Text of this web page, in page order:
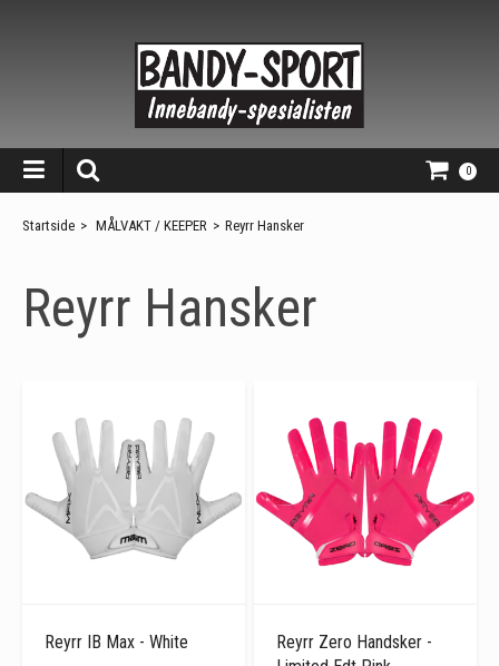
0
Startside > MÅLVAKT / KEEPER > Reyrr Hansker
Reyrr Hansker
Reyrr IB Max - White
Reyrr Zero Handsker -